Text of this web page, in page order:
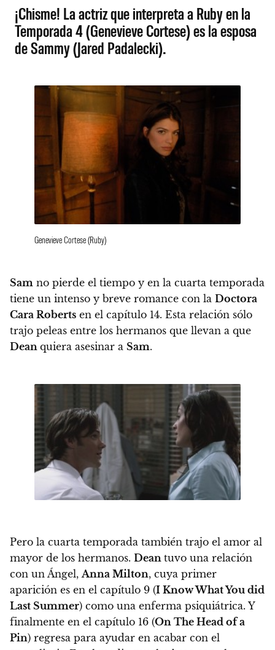
¡Chisme! La actriz que interpreta a Ruby en la
Temporada 4 (Genevieve Cortese) es la esposa
de Sammy (Jared Padalecki).
Genevieve Cortese (Ruby)
Sam no pierde el tiempo y en la cuarta temporada
tiene un intenso y breve romance con la Doctora
Cara Roberts en el capítulo 14. Esta relación sólo
trajo peleas entre los hermanos que llevan a que
Dean quiera asesinar a Sam.
Pero la cuarta temporada también trajo el amor al
mayor de los hermanos. Dean tuvo una relación
con un Ángel, Anna Milton, cuya primer
aparición es en el capítulo 9 (I Know What You did
Last Summer) como una enferma psiquiátrica. Y
finalmente en el capítulo 16 (On The Head of a
Pin) regresa para ayudar en acabar con el